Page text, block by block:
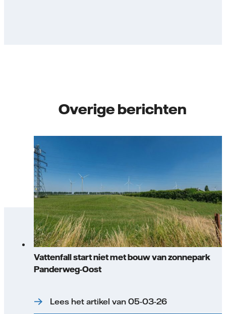
Overige berichten
Vattenfall start niet met bouw van zonnepark
Panderweg-Oost
Lees het artikel van 05-03-26